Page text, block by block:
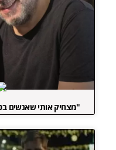
"מצחיק אותי שאנשים